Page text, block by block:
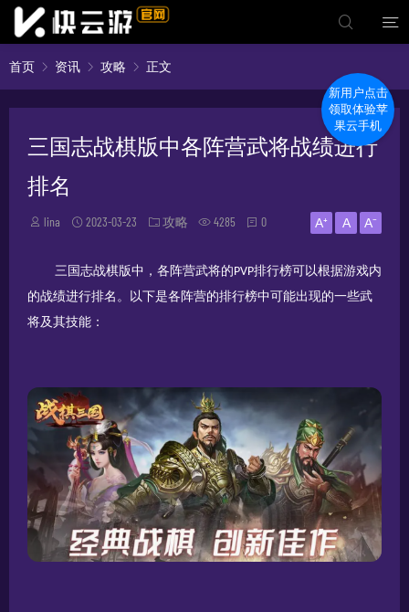
新用户点击
领取体验苹
果云手机
首页 资讯 攻略 正文
三国志战棋版中各阵营武将战绩进行
排名
lina 2023-03-23 攻略 4285 0 A⁺ A A⁻
三国志战棋版中，各阵营武将的PVP排行榜可以根据游戏内
的战绩进行排名。以下是各阵营的排行榜中可能出现的一些武
将及其技能：